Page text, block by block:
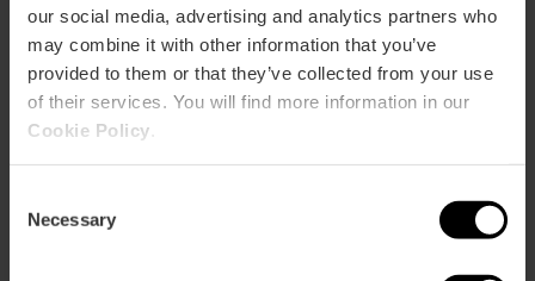
our social media, advertising and analytics partners who
may combine it with other information that you’ve
provided to them or that they’ve collected from your use
of their services. You will find more information in our
Cookie Policy
Selection
Necessary
Ausstellung über die
Entwicklungen des
Heiligen Kelches in
26/06/2026 - 29/10/2026